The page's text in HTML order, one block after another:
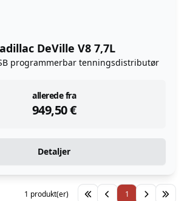
DeVille V8 7,7L
programmerbar tenningsdistributør
allerede fra
949,50€
instock
Detaljer
1
1 produkt(er)